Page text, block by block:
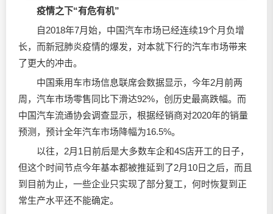
疫情之下“有危有机”
自2018年7月始，中国汽车市场已经连续19个月负增
长，而新冠肺炎疫情的爆发，对本就下行的汽车市场带来
了更大的冲击。
中国乘用车市场信息联席会数据显示，今年2月前两
周，汽车市场零售同比下滑达92%，创历史最高跌幅。而
中国汽车流通协会调查显示，根据经销商对2020年的销量
预测，预计全年汽车市场降幅为16.5%。
以往，2月1日前后是大多数车企和4S店开工的日子，
但这个时间节点今年基本都被推延到了2月10日之后，而且
到目前为止，一些企业只实现了部分复工，何时恢复到正
常生产水平还不能确定。